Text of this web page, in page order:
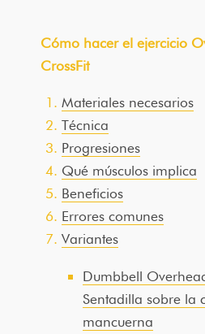
Cómo hacer el ejercicio
CrossFit
Materiales necesarios
Técnica
Progresiones
Qué músculos implica
Beneficios
Errores comunes
Variantes
Dumbbell
Sentadilla sobre la
mancuerna